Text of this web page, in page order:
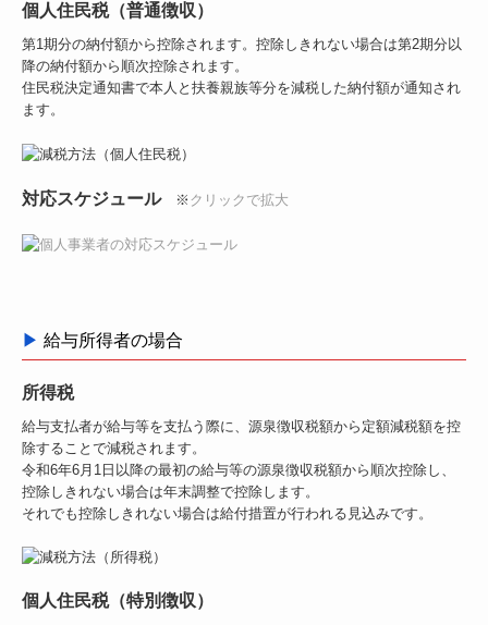
個人住民税（普通徴収）
第1期分の納付額から控除されます。控除しきれない場合は第2期分以
降の納付額から順次控除されます。
住民税決定通知書で本人と扶養親族等分を減税した納付額が通知され
ます。
対応スケジュール ※ クリックで拡大
▶ 給与所得者の場合
所得税
給与支払者が給与等を支払う際に、源泉徴収税額から定額減税額を控
除することで減税されます。
令和6年6月1日以降の最初の給与等の源泉徴収税額から順次控除し、
控除しきれない場合は年末調整で控除します。
それでも控除しきれない場合は給付措置が行われる見込みです。
個人住民税（特別徴収）